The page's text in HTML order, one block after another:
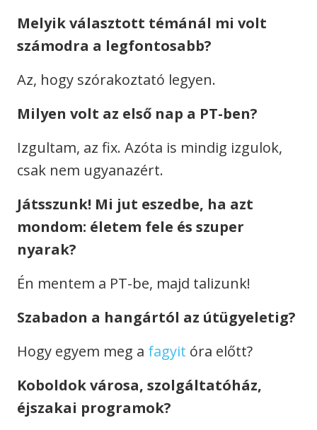
Melyik választott témánál mi volt
számodra a legfontosabb?
Az, hogy szórakoztató legyen.
Milyen volt az első nap a PT-ben?
Izgultam, az fix. Azóta is mindig izgulok,
csak nem ugyanazért.
Játsszunk! Mi jut eszedbe, ha azt
mondom: életem fele és szuper
nyarak?
Én mentem a PT-be, majd talizunk!
Szabadon a hangártól az útügyeletig?
Hogy egyem meg a fagyit óra előtt?
Koboldok városa, szolgáltatóház,
éjszakai programok?